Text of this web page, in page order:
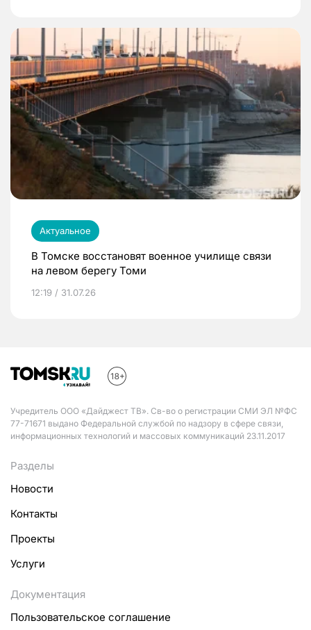
Актуальное
В Томске восстановят военное училище связи
на левом берегу Томи
12:19 / 31.07.26
Учредитель ООО «Дайджест ТВ». Св-во о регистрации СМИ ЭЛ №ФС
77-71671 выдано Федеральной службой по надзору в сфере связи,
информационных технологий и массовых коммуникаций 23.11.2017
Разделы
Новости
Контакты
Проекты
Услуги
Документация
Пользовательское соглашение